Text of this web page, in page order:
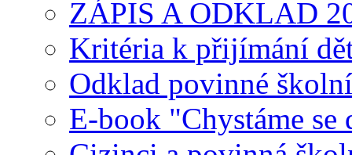
ZÁPIS A ODKLAD
Kritéria k přijímání
Odklad povinné
E-book "Chystáme